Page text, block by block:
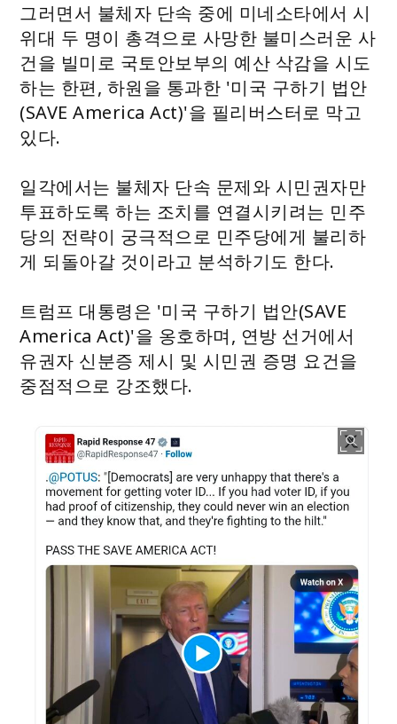
그러면서 불체자 단속 중에 미네소타에서 시
위대 두 명이 총격으로 사망한 불미스러운 사
건을 빌미로 국토안보부의 예산 삭감을 시도
하는 한편, 하원을 통과한 '미국 구하기 법안
(SAVE America Act)'을 필리버스터로 막고
있다.
일각에서는 불체자 단속 문제와 시민권자만
투표하도록 하는 조치를 연결시키려는 민주
당의 전략이 궁극적으로 민주당에게 불리하
게 되돌아갈 것이라고 분석하기도 한다.
트럼프 대통령은 '미국 구하기 법안(SAVE
America Act)'을 옹호하며, 연방 선거에서
유권자 신분증 제시 및 시민권 증명 요건을
중점적으로 강조했다.